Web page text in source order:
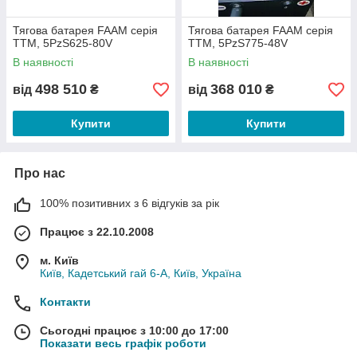
Тягова батарея FAAM серія
TTM, 5PzS625-80V
В наявності
від 498 510 ₴
Купити
Тягова батарея FAAM серія
TTM, 5PzS775-48V
В наявності
від 368 010 ₴
Купити
Про нас
100% позитивних з 6 відгуків за рік
Працює з 22.10.2008
м. Київ
Київ, Кадетський гай 6-А, Київ, Україна
Контакти
Сьогодні працює з 10:00 до 17:00
Показати весь графік роботи